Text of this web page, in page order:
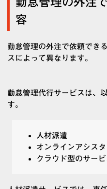
容
勤怠管理の外注で依頼でき
スによって異なります。
勤怠管理代行サービスは、
す。
人材派遣
オンラインアシスタ
クラウド型のサービ